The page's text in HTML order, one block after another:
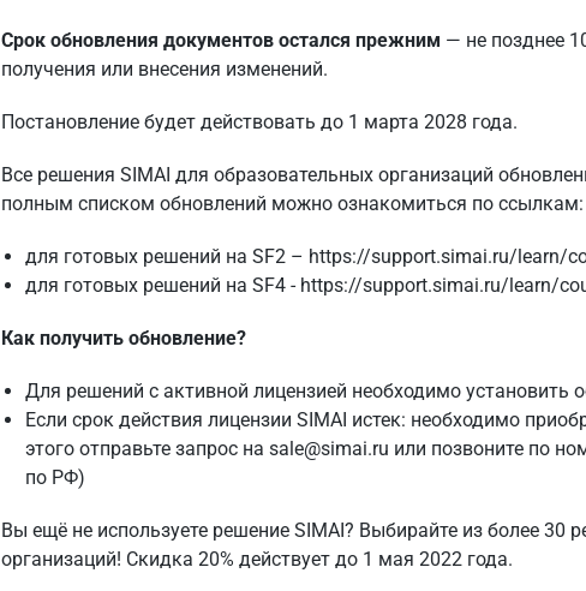
Срок обновления документов остался прежним — не позднее
получения или внесения изменений.
Постановление будет действовать до 1 марта 2028 года.
Все решения SIMAI для образовательных организаций
полным списком обновлений можно ознакомиться по ссылкам:
для готовых решений на SF2 – https://support.simai.ru/learn/
для готовых решений на SF4 - https://support.simai.ru/learn/
Как получить обновление?
Для решений с активной лицензией необходимо установить
Если срок действия лицензии SIMAI истек: необходимо
этого отправьте запрос на sale@simai.ru или позвоните по
по РФ)
Вы ещё не используете решение SIMAI? Выбирайтеиз более 30
организаций! Скидка 20% действует до 1 мая 2022 года.